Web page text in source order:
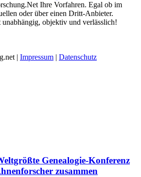
Ihre Vorfahren. Egal ob im
oder über einen Dritt-Anbieter.
objektiv und verlässlich!
| Impressum | Datenschutz
Genealogie-Konferenz
zusammen